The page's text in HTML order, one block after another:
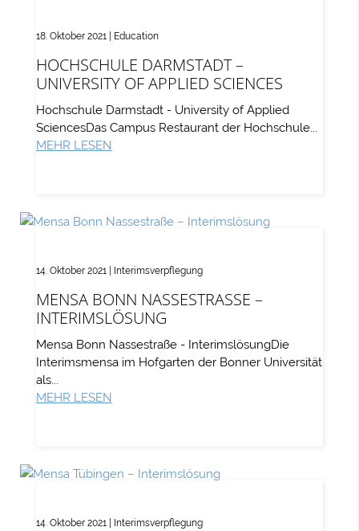
HOCHSCHULE DARMSTADT –
UNIVERSITY OF APPLIED SCIENCES
18. Oktober 2021| Education
Hochschule Darmstadt - University of Applied
SciencesDas Campus Restaurant der Hochschule...
MEHR LESEN
MENSA BONN NASSESTRASSE – I
NTERIMSLÖSUNG
14. Oktober 2021| Interimsverpflegung
Mensa Bonn Nassestraße - InterimslösungDie
Interimsmensa im Hofgarten der Bonner Universität
als...
MEHR LESEN
14. Oktober 2021| Interimsverpflegung